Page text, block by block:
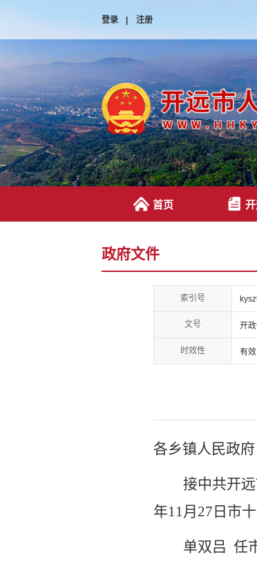
登录 | 注册
首页
政府文件
索引号
文号 开
时效性 有效
各乡镇人民政
接中共开
年11 月 27 日市
单双吕 任